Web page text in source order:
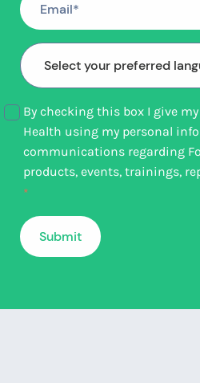
By checking this box I give
Health using my personal
communications regarding
products, events, trainings,
*